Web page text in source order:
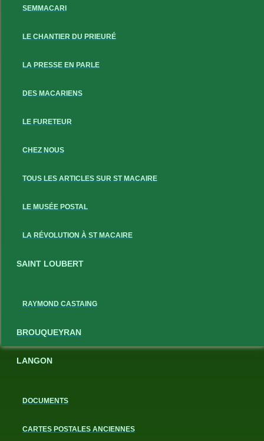
SEMMACARI
LE CHANTIER DU PRIEURÉ
LA PRESSE EN PARLE
DES MACARIENS
LE FURETEUR
CHEZ NOUS
TOUS LES ARTICLES SUR ST MACAIRE
LE MUSÉE POSTAL
LA RÉVOLUTION À ST MACAIRE
SAINT LOUBERT
RAYMOND CASTAING
BROUQUEYRAN
LANGON
DOCUMENTS
CARTES POSTALES ANCIENNES